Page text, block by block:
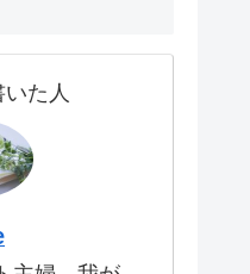
た人